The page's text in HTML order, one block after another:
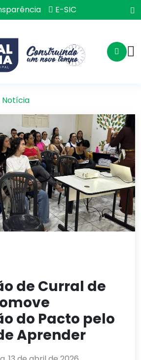
E-SIC
Notícia
de Curral de
do Pacto pelo
Aprender